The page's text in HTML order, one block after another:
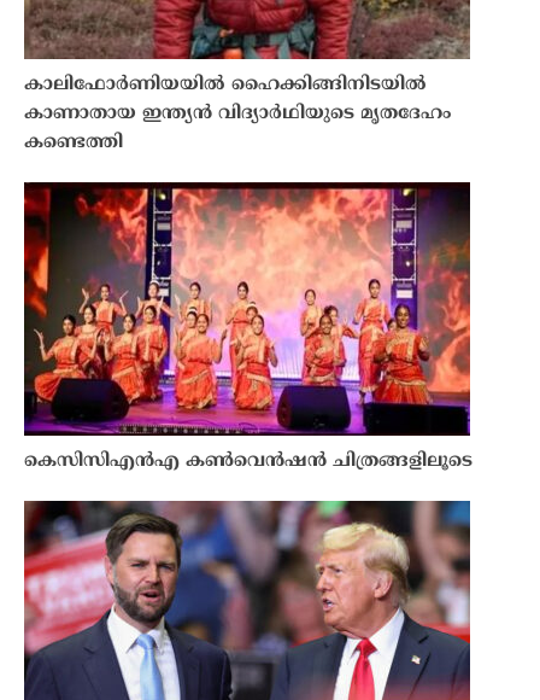
കാലിഫോർണിയയിൽ ഹൈക്കിങ്ങിനിടയിൽ
കാണാതായ ഇന്ത്യൻ വിദ്യാർഥിയുടെ മൃതദേഹം
കണ്ടെത്തി
കെസിസിഎൻഎ കൺവെൻഷൻ ചിത്രങ്ങളിലൂടെ